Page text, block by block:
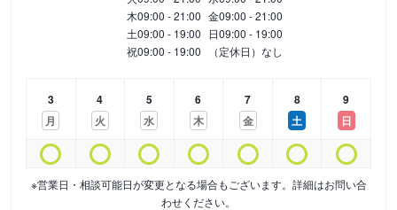
木09:00 - 21:00 金09:00 - 21:00
土09:00 - 19:00 日09:00 - 19:00
祝09:00 - 19:00 （定休日）なし
3
月
4
火
5
水
6
木
7
金
8
土
9
日
※営業日・相談可能日が変更となる場合もございます。詳細はお問い合
わせください。